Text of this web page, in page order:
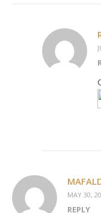
MAY 30,
REPLY